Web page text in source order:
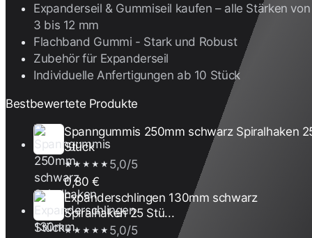
Expanderseil & Gummiseil kaufen – alle Stärken von
3 bis 12 mm
Flachband Gummi - Stark und Robust
Zubehör für Expanderseil
Individuelle Anfertigungen ab 10 Stück
Bestbewertete Produkte
Spanngummis 250mm schwarz Spiralhaken
Stück
★★★★★ 5,0/5
0,80 €
Expanderschlingen 130mm schwarz
Spiralhaken 25 Stü...
★★★★★ 5,0/5